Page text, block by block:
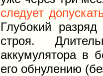
следует
Глубокий
строя.
аккумулятора в
его обнулению